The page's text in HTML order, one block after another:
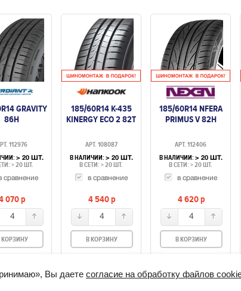
GRAVITY
86H
112976
> 20 ШТ.
> 20 ШТ.
сравнение
070p
4
КОРЗИНУ
185/60R14 K-435
KINERGY ECO 2 82T
АРТ. 108087
В НАЛИЧИИ: > 20 ШТ.
В СЕТИ: > 20 ШТ.
в сравнение
4 540p
4
В КОРЗИНУ
185/60R14 NFERA
PRIMUS V 82H
АРТ. 112406
В НАЛИЧИИ: > 20 ШТ.
В СЕТИ: > 20 ШТ.
в сравнение
4 620p
4
В КОРЗИНУ
ИНН: 344802108056 Легковые шины Диски Грузовые
Вы даете согласие на обработку файлов